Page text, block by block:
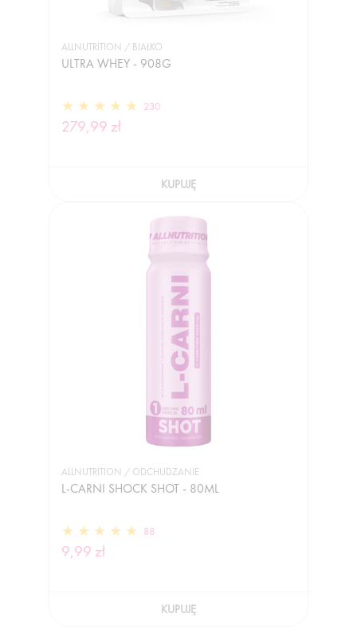
ALLNUTRITION / BIAŁKO
ULTRA WHEY - 908G
230
279,99 zł
KUPUJĘ
ALLNUTRITION / ODCHUDZANIE
L-CARNI SHOCK SHOT - 80ML
88
9,99 zł
KUPUJĘ